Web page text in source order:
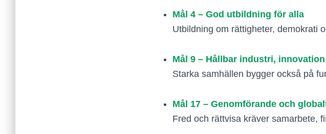
Mål 4 – God utbildning för alla
Utbildning om rättigheter, demokrati
Mål 9 – Hållbar industri,
Starka samhällen bygger också på
Mål 17 – Genomförande och
Fred och rättvisa kräver samarbete,